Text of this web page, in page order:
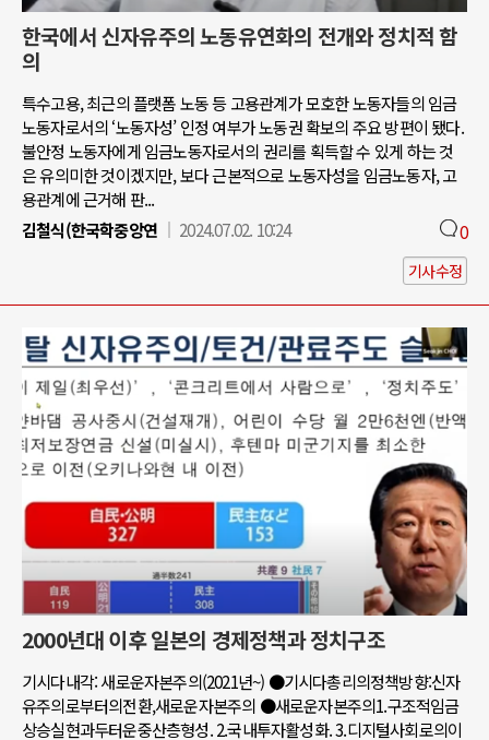
한국에서 신자유주의 노동유연화의 전개와 정치적 함
의
특수고용, 최근의 플랫폼 노동 등 고용관계가 모호한 노동자들의 임금
노동자로서의 ‘노동자성’ 인정 여부가 노동권 확보의 주요 방편이 됐다.
불안정 노동자에게 임금노동자로서의 권리를 획득할 수 있게 하는 것
은 유의미한 것이겠지만, 보다 근본적으로 노동자성을 임금노동자, 고
용관계에 근거해 판...
김철식(한국학중앙연
2024.07.02. 10:24 0
기사수정
2000년대 이후 일본의 경제정책과 정치구조
기시다내각: 새로운자본주의(2021년~) ●기시다총리의정책방향:신자
유주의로부터의전환,새로운자본주의 ●새로운자본주의1.구조적임금
상승실현과두터운중산층형성. 2.국내투자활성화. 3.디지털사회로의이